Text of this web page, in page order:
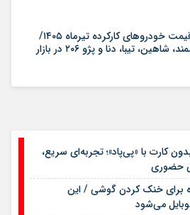
لیست قیمت خودروهای کارکرده تیرماه ۱۴۰۵/
پراید، سمند، شاهین، تیبا، دنا و پژو ۲۰۶ در بازار
کارت با «پی‌پاد»؛ تجربه‌ای سریع،
حضوری
برای خنک کردن گوشی / این
می‌شود